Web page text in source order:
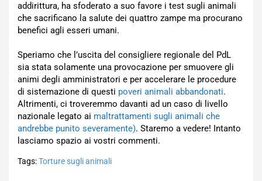
addirittura, ha sfoderato a suo favore i test sugli animali
che sacrificano la salute dei quattro zampe ma procurano
benefici agli esseri umani.
Speriamo che l’uscita del consigliere regionale del PdL
sia stata solamente una provocazione per smuovere gli
animi degli amministratori e per accelerare le procedure
di sistemazione di questi poveri animali abbandonati.
Altrimenti, ci troveremmo davanti ad un caso di livello
nazionale legato ai maltrattamenti sugli animali che
andrebbe punito severamente). Staremo a vedere! Intanto
lasciamo spazio ai vostri commenti.
Tags:Torture sugli animali